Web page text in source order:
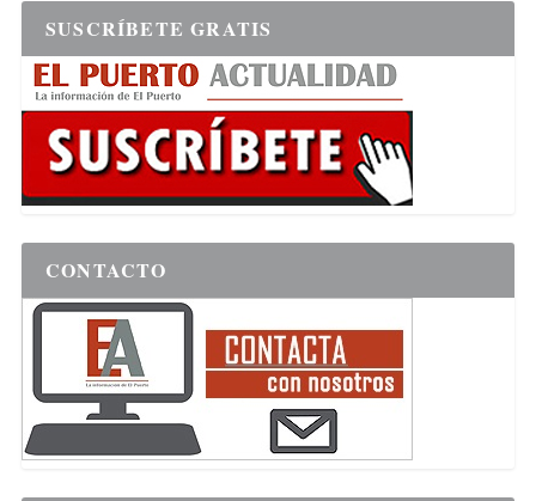
SUSCRÍBETE GRATIS
CONTACTO